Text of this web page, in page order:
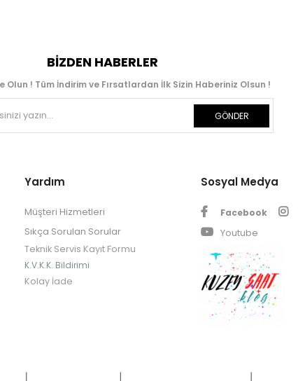
BIZDEN HABERLER
Olun ! Tüm İndirim ve Fırsatlardan İlk Sizin Haberiniz Olsun !
GÖNDER
Yardım
Müşteri Hizmetleri
Sıkça Sorulan Sorular
Teknik Servis Kayıt Formu
K.V.K.K. Bildirimi
Kolay İade
Sosyal Medya
Facebook
Youtube